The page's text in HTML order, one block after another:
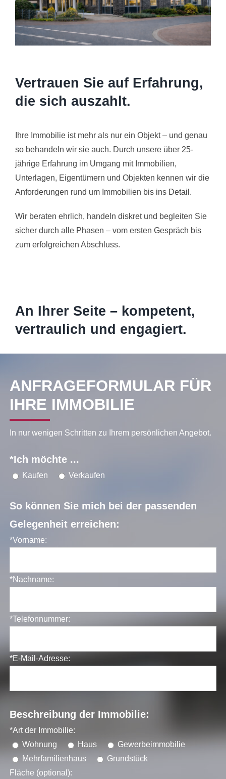
Service
Mietangebote
Vertrauen Sie auf Erfahrung,
die sich auszahlt.
Ihre Immobilie ist mehr als nur ein Objekt – und genau
so behandeln wir sie auch. Durch unsere über 25-
jährige Erfahrung im Umgang mit Immobilien,
Unterlagen, Eigentümern und Objekten kennen wir die
Anforderungen rund um Immobilien bis ins Detail.
Wir beraten ehrlich, handeln diskret und begleiten Sie
sicher durch alle Phasen – vom ersten Gespräch bis
zum erfolgreichen Abschluss.
An Ihrer Seite – kompetent,
vertraulich und engagiert.
ANFRAGEFORMULAR FÜR
IHRE IMMOBILIE
In nur wenigen Schritten zu Ihrem persönlichen Angebot.
*Ich möchte ...
Kaufen Verkaufen
So können Sie mich bei der passenden
Gelegenheit erreichen:
*Vorname:
*Nachname:
*Telefonnummer:
*E-Mail-Adresse:
Beschreibung der Immobilie:
*Art der Immobilie:
Wohnung
Haus
Gewerbeimmobilie
Mehrfamilienhaus
Grundstück
Fläche (optional):